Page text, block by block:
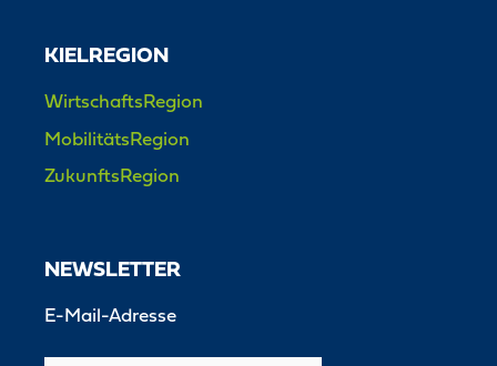
KIELREGION
WirtschaftsRegion
MobilitätsRegion
ZukunftsRegion
NEWSLETTER
E-Mail-Adresse